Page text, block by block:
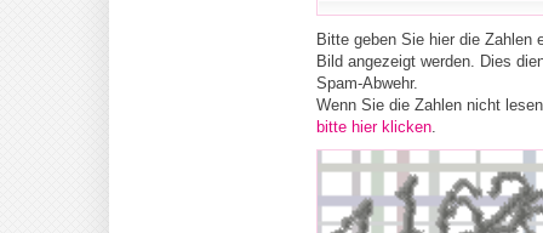
Bitte geben Sie hier die Zahlen
Bild angezeigt werden. Dies
Spam-Abwehr.
Wenn Sie die Zahlen nicht
bitte hier klicken.